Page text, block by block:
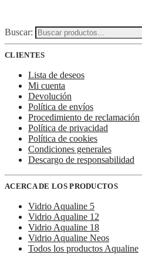
Buscar:
CLIENTES
Lista de deseos
Mi cuenta
Devolución
Política de envíos
Procedimiento de reclamación
Política de privacidad
Política de cookies
Condiciones generales
Descargo de responsabilidad
ACERCA DE LOS PRODUCTOS
Vidrio Aqualine 5
Vidrio Aqualine 12
Vidrio Aqualine 18
Vidrio Aqualine Neos
Todos los productos Aqualine